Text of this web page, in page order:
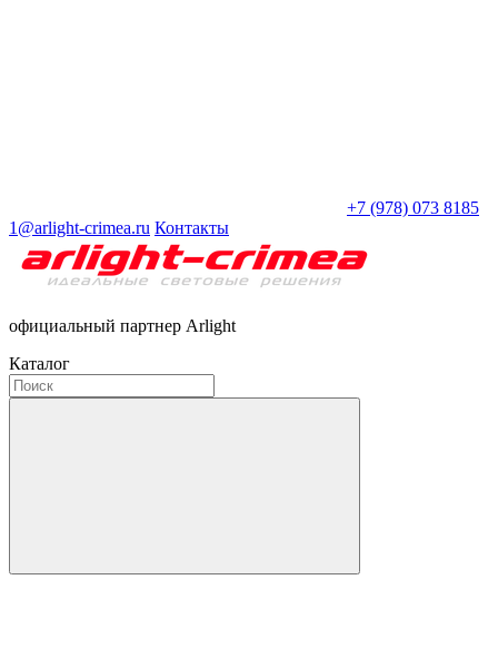
+7 (978) 073 8185
1@arlight-crimea.ru Контакты
официальный партнер Arlight
Каталог